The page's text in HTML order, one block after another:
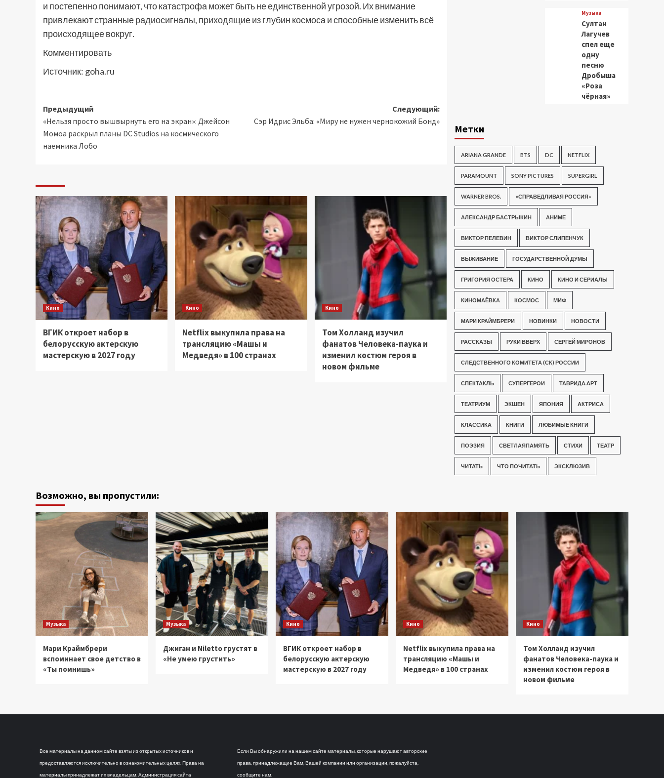
и постепенно понимают, что катастрофа может быть не единственной угрозой. Их внимание
привлекают странные радиосигналы, приходящие из глубин космоса и способные изменить всё
происходящее вокруг.
Комментировать
Источник: goha.ru
Навигация
записи
Предыдущий
«Нельзя просто вышвырнуть его на экран»: Джейсон
Момоа раскрыл планы DC Studios на космического
наемника Лобо
Следующий:
Сэр Идрис Эльба: «Миру не нужен чернокожий Бонд»
Кино
ВГИК откроет набор в
белорусскую актерскую
мастерскую в 2027 году
Кино
Netflix выкупила права на
трансляцию «Машы и
Медведя» в 100 странах
Кино
Том Холланд изучил
фанатов Человека-паука и
изменил костюм героя в
новом фильме
Музыка
Султан
Лагучев
спел еще
одну
песню
Дробыша
«Роза
чёрная»
Метки
ARIANA GRANDE BTS DC NETFLIX
PARAMOUNT SONY PICTURES SUPERGIRL
WARNER BROS. «СПРАВЕДЛИВАЯ РОССИЯ»
АЛЕКСАНДР БАСТРЫКИН АНИМЕ
ВИКТОР ПЕЛЕВИН ВИКТОР СЛИПЕНЧУК
ВЫЖИВАНИЕ ГОСУДАРСТВЕННОЙ ДУМЫ
ГРИГОРИЯ ОСТЕРА КИНО КИНО И СЕРИАЛЫ
КИНОМАЁВКА КОСМОС МИФ
МАРИ КРАЙМБРЕРИ НОВИНКИ НОВОСТИ
РАССКАЗЫ РУКИ ВВЕРХ СЕРГЕЙ МИРОНОВ
СЛЕДСТВЕННОГО КОМИТЕТА (СК) РОССИИ
СПЕКТАКЛЬ СУПЕРГЕРОИ ТАВРИДА.АРТ
ТЕАТРИУМ ЭКШЕН ЯПОНИЯ АКТРИСА
КЛАССИКА КНИГИ ЛЮБИМЫЕ КНИГИ
ПОЭЗИЯ СВЕТЛАЯПАМЯТЬ СТИХИ ТЕАТР
ЧИТАТЬ ЧТО ПОЧИТАТЬ ЭКСКЛЮЗИВ
Возможно, вы пропустили:
Музыка
Мари Краймбрери
вспоминает свое детство в
«Ты помнишь»
Музыка
Джиган и Niletto грустят в
«Не умею грустить»
Кино
ВГИК откроет набор в
белорусскую актерскую
мастерскую в 2027 году
Кино
Netflix выкупила права на
трансляцию «Машы и
Медведя» в 100 странах
Кино
Том Холланд изучил
фанатов Человека-паука и
изменил костюм героя в
новом фильме
Все материалы на данном сайте взяты из открытых источников и
предоставляются исключительно в ознакомительных целях. Права на
материалы принадлежат их владельцам. Администрация сайта
Если Вы обнаружили на нашем сайте материалы, которые нарушают авторские
права, принадлежащие Вам, Вашей компании или организации, пожалуйста,
сообщите нам.